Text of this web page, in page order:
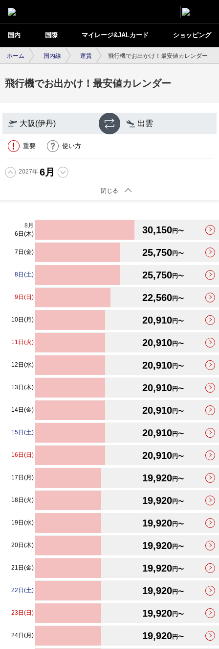
国内 国際 マイレージ&JALカード ショッピング
ホーム 国内線 運賃 飛行機でお出かけ！最安値カレンダー
飛行機でお出かけ！最安値カレンダー
大阪(伊丹) 出雲
重要 使い方
2027年 6月
閉じる
最安値カレンダーが更新されました。
8月
6日(木)
30,150円〜
7日(金) 25,750円〜
8日(土) 25,750円〜
9日(日) 22,560円〜
10日(月) 20,910円〜
11日(火) 20,910円〜
12日(水) 20,910円〜
13日(木) 20,910円〜
14日(金) 20,910円〜
15日(土) 20,910円〜
16日(日) 20,910円〜
17日(月) 19,920円〜
18日(火) 19,920円〜
19日(水) 19,920円〜
20日(木) 19,920円〜
21日(金) 19,920円〜
22日(土) 19,920円〜
23日(日) 19,920円〜
24日(月) 19,920円〜